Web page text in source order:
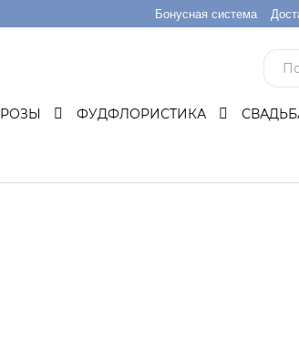
Бонусная система
РОЗЫ ФУДФЛОРИСТИКА